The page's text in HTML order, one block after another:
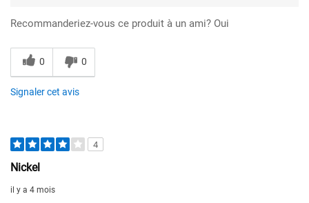
Recommanderiez-vous ce produit à un ami? Oui
0 0
Signaler cet avis
4
Nickel
il y a 4 mois